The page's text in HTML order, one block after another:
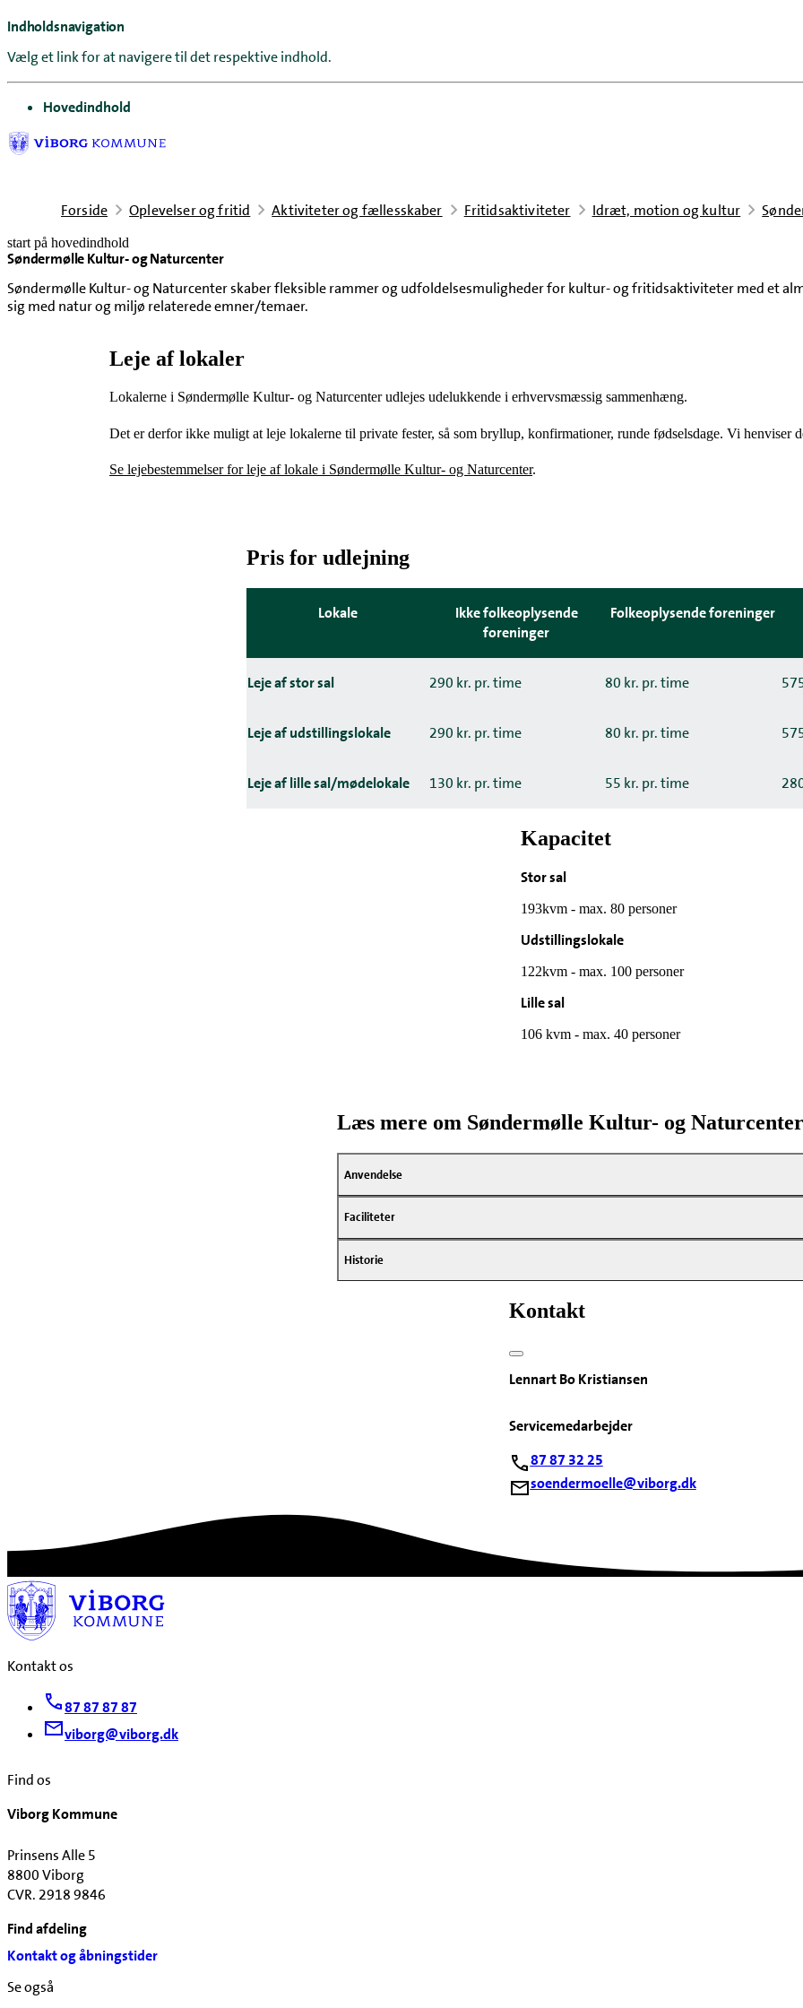
Indholdsnavigation
Vælg et link for at navigere til det respektive indhold.
gå til
Hovedindhold
Forside Oplevelser og fritid Aktiviteter og fællesskaber Fritidsaktiviteter Idræt, motion og kultur
start på hovedindhold
Søndermølle Kultur- og Naturcenter
Søndermølle Kultur- og Naturcenter skaber fleksible rammer og udfoldelsesmuligheder for kultur- og fritidsaktiviteter med et
sig med natur og miljø relaterede emner/temaer.
senest opdateret 13. januar 2025
Leje af lokaler
Lokalerne i Søndermølle Kultur- og Naturcenter udlejes udelukkende i erhvervsmæssig sammenhæng.
Det er derfor ikke muligt at leje lokalerne til private fester, så som bryllup, konfirmationer, runde fødselsdage. Vi henviser
Se lejebestemmelser for leje af lokale i Søndermølle Kultur- og Naturcenter.
Pris for udlejning
Lokale
Ikke folkeoplysende
foreninger
Folkeoplysende foreninger
Leje af stor sal 290 kr. pr. time 80 kr. pr. time
Leje af udstillingslokale 290 kr. pr. time 80 kr. pr. time
Leje af lille sal/mødelokale 130 kr. pr. time 55 kr. pr. time
Kapacitet
Stor sal
193kvm - max. 80 personer
Udstillingslokale
122kvm - max. 100 personer
Lille sal
106 kvm - max. 40 personer
Læs mere om Søndermølle Kultur- og Naturcenter
Anvendelse
Faciliteter
Historie
Kontakt
Lennart Bo Kristiansen
Servicemedarbejder
87 87 32 25
soendermoelle@viborg.dk
Kontakt os
87 87 87 87
viborg@viborg.dk
Find os
Viborg Kommune
Prinsens Alle 5
8800 Viborg
CVR. 2918 9846
Find afdeling
Kontakt og åbningstider
Se også